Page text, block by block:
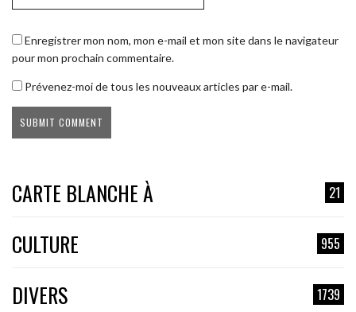
Enregistrer mon nom, mon e-mail et mon site dans le navigateur
pour mon prochain commentaire.
Prévenez-moi de tous les nouveaux articles par e-mail.
CARTE BLANCHE À 21
CULTURE 955
DIVERS 1739